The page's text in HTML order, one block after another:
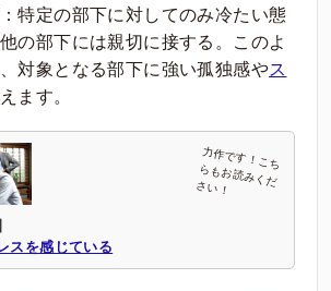
特定の部下に対してのみ冷たい態
の部下には親切に接する。このよ
対象となる部下に強い孤独感やス
ます。
スを感じている